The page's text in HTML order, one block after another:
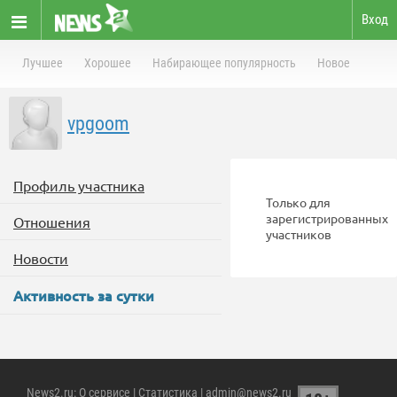
Вход
Лучшее Хорошее Набирающее популярность Новое
vpgoom
Профиль участника
Отношения
Новости
Активность за сутки
Только для
зарегистрированных
участников
News2.ru: О сервисе | Статистика | admin@news2.ru